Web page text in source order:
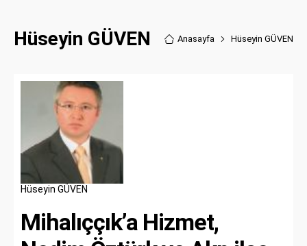
Hüseyin GÜVEN Anasayfa Hüseyin GÜVEN
Hüseyin GÜVEN
Mihalıççık’a Hizmet,